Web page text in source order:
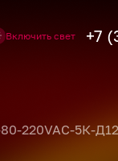
Включить свет +7
220VAC-5К-